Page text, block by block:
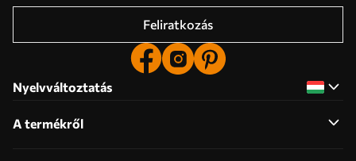
Feliratkozás
Nyelvváltoztatás
A termékről